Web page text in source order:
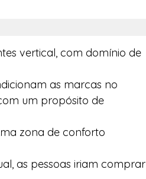
vertical, com domínio de
as marcas no
um propósito de
zona de conforto
as pessoas iriam comprar